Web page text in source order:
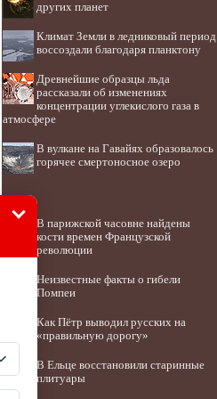
других планет
Климат Земли в ледниковый период
воссоздали благодаря планктону
Древнейшие образцы льда
рассказали об изменениях
концентрации углекислого газа в
атмосфере
В вулкане на Гавайях образовалось
горячее смертоносное озеро
В парижской часовне найдены
кости времен Французской
революции
Неизвестные факты о гибели
Помпеи
Как Пётр выводил русских на
«правильную дорогу»
В Ельце восстановили старинные
плитуары